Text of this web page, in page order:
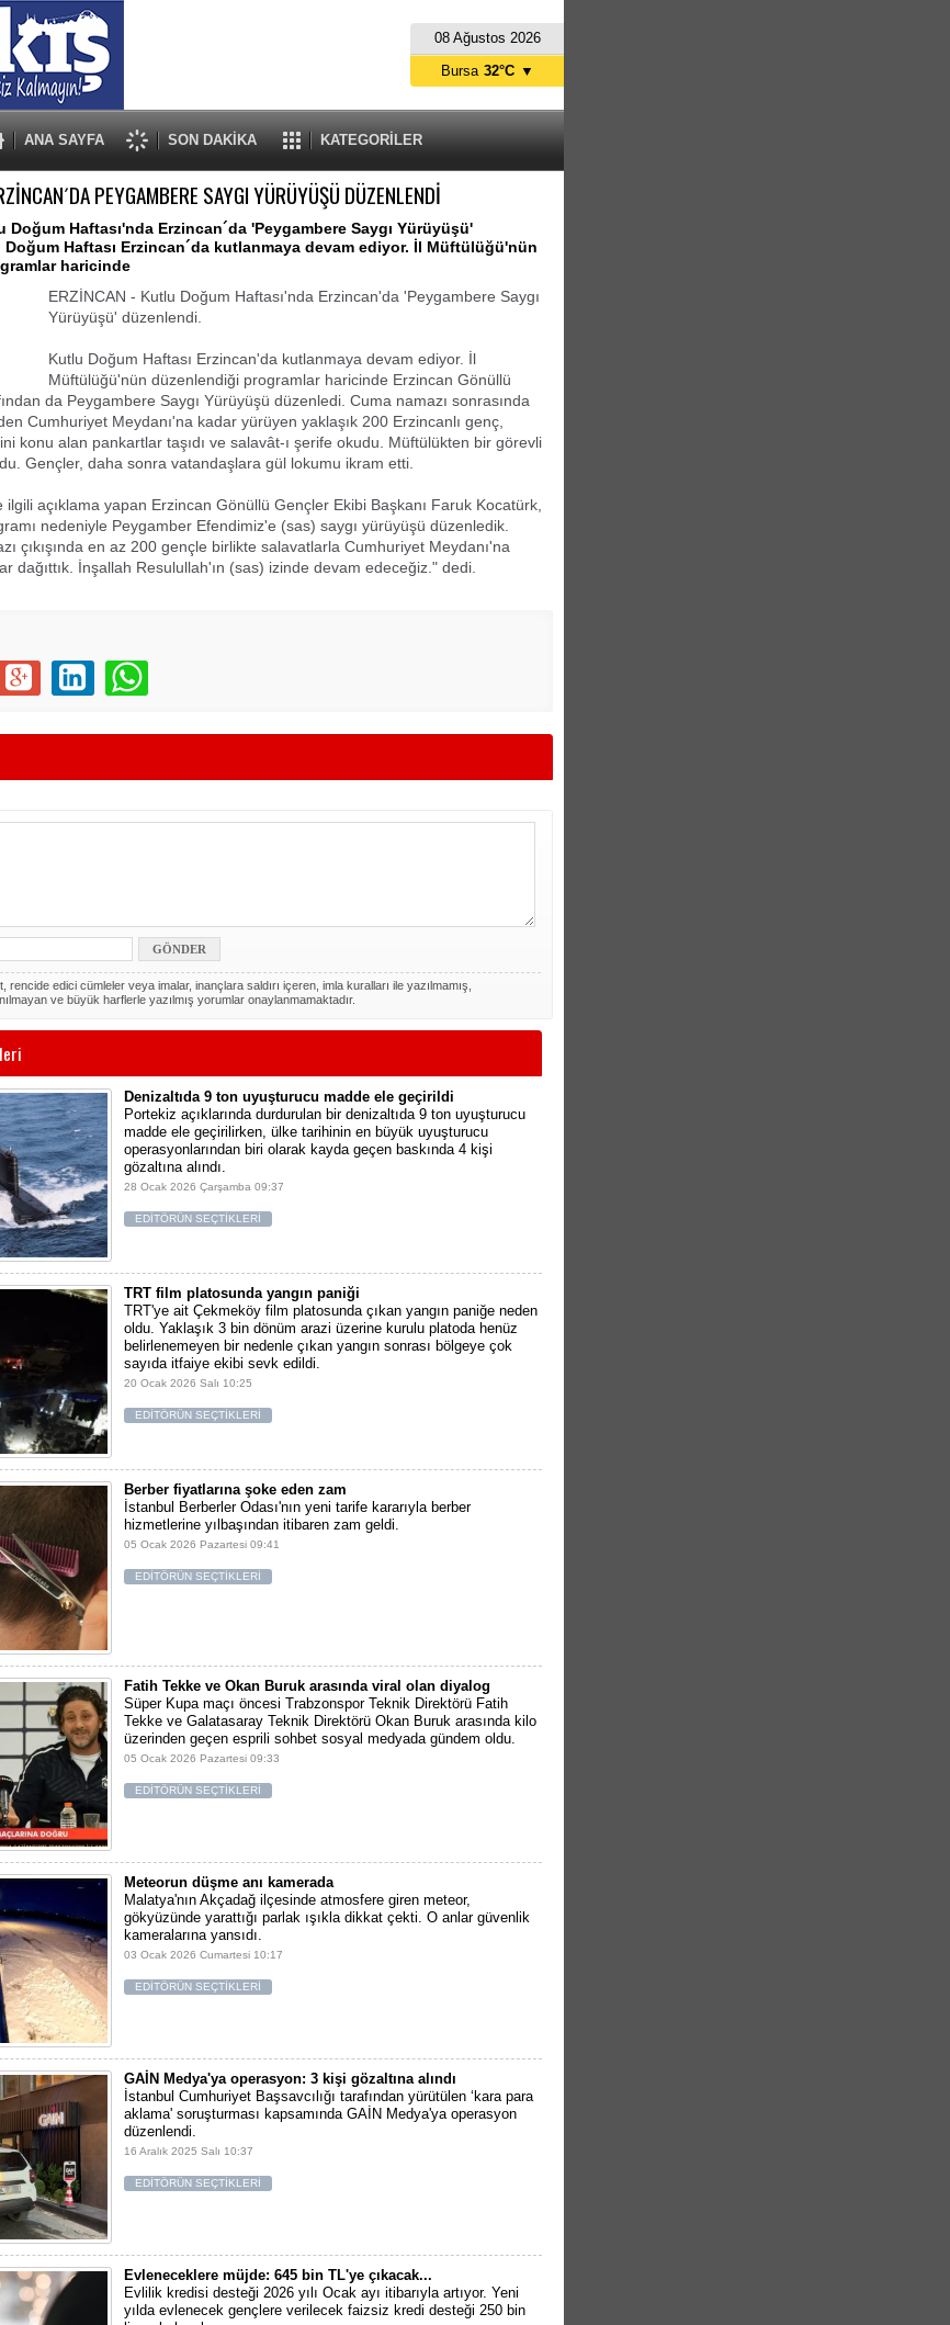
08 Ağustos 2026
ANA SAYFA SON DAKİKA KATEGORİLER
Bursa 32°C ▼
PEYGAMBERE SAYGI YÜRÜYÜŞÜ DÜZENLENDİ
Doğum Haftası'nda Erzincan´da 'Peygambere Saygı Yürüyüşü'
Haftası Erzincan´da kutlanmaya devam ediyor. İl Müftülüğü'nün
haricinde
ERZİNCAN - Kutlu Doğum Haftası'nda Erzincan'da 'Peygambere Saygı
Yürüyüşü' düzenlendi.
Kutlu Doğum Haftası Erzincan'da kutlanmaya devam ediyor. İl
Müftülüğü'nün düzenlendiği programlar haricinde Erzincan Gönüllü
da Peygambere Saygı Yürüyüşü düzenledi. Cuma namazı sonrasında
Cumhuriyet Meydanı'na kadar yürüyen yaklaşık 200 Erzincanlı genç,
konu alan pankartlar taşıdı ve salavât-ı şerife okudu. Müftülükten bir görevli
Gençler, daha sonra vatandaşlara gül lokumu ikram etti.
ilgili açıklama yapan Erzincan Gönüllü Gençler Ekibi Başkanı Faruk Kocatürk,
nedeniyle Peygamber Efendimiz'e (sas) saygı yürüyüşü düzenledik.
çıkışında en az 200 gençle birlikte salavatlarla Cumhuriyet Meydanı'na
dağıttık. İnşallah Resulullah'ın (sas) izinde devam edeceğiz." dedi.
rencide edici cümleler veya imalar, inançlara saldırı içeren, imla kuralları ile yazılmamış,
ve büyük harflerle yazılmış yorumlar onaylanmamaktadır.
Denizaltıda 9 ton uyuşturucu madde ele geçirildi
Portekiz açıklarında durdurulan bir denizaltıda 9 ton uyuşturucu
madde ele geçirilirken, ülke tarihinin en büyük uyuşturucu
operasyonlarından biri olarak kayda geçen baskında 4 kişi
gözaltına alındı.
28 Ocak 2026 Çarşamba 09:37
EDİTÖRÜN SEÇTİKLERİ
TRT film platosunda yangın paniği
TRT'ye ait Çekmeköy film platosunda çıkan yangın paniğe neden
oldu. Yaklaşık 3 bin dönüm arazi üzerine kurulu platoda henüz
belirlenemeyen bir nedenle çıkan yangın sonrası bölgeye çok
sayıda itfaiye ekibi sevk edildi.
20 Ocak 2026 Salı 10:25
EDİTÖRÜN SEÇTİKLERİ
Berber fiyatlarına şoke eden zam
İstanbul Berberler Odası'nın yeni tarife kararıyla berber
hizmetlerine yılbaşından itibaren zam geldi.
05 Ocak 2026 Pazartesi 09:41
EDİTÖRÜN SEÇTİKLERİ
Fatih Tekke ve Okan Buruk arasında viral olan diyalog
Süper Kupa maçı öncesi Trabzonspor Teknik Direktörü Fatih
Tekke ve Galatasaray Teknik Direktörü Okan Buruk arasında kilo
üzerinden geçen esprili sohbet sosyal medyada gündem oldu.
05 Ocak 2026 Pazartesi 09:33
EDİTÖRÜN SEÇTİKLERİ
Meteorun düşme anı kamerada
Malatya'nın Akçadağ ilçesinde atmosfere giren meteor,
gökyüzünde yarattığı parlak ışıkla dikkat çekti. O anlar güvenlik
kameralarına yansıdı.
03 Ocak 2026 Cumartesi 10:17
EDİTÖRÜN SEÇTİKLERİ
GAİN Medya'ya operasyon: 3 kişi gözaltına alındı
İstanbul Cumhuriyet Başsavcılığı tarafından yürütülen ‘kara para
aklama' soruşturması kapsamında GAİN Medya'ya operasyon
düzenlendi.
16 Aralık 2025 Salı 10:37
EDİTÖRÜN SEÇTİKLERİ
Evleneceklere müjde: 645 bin TL'ye çıkacak...
Evlilik kredisi desteği 2026 yılı Ocak ayı itibarıyla artıyor. Yeni
yılda evlenecek gençlere verilecek faizsiz kredi desteği 250 bin